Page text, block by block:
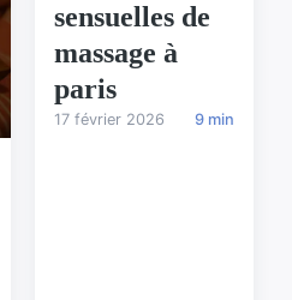
sensuelles de
massage à
paris
17 février 2026 9 min